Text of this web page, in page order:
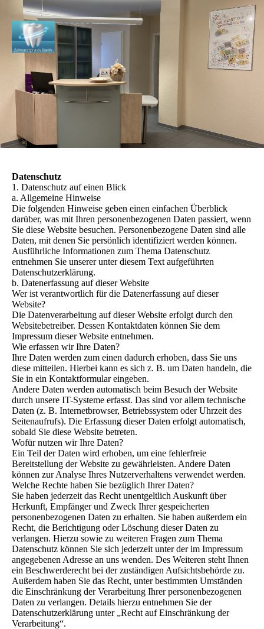
Datenschutz
1. Datenschutz auf einen Blick
a. Allgemeine Hinweise
Die folgenden Hinweise geben einen einfachen Überblick
darüber, was mit Ihren personenbezogenen Daten passiert, wenn
Sie diese Website besuchen. Personenbezogene Daten sind alle
Daten, mit denen Sie persönlich identifiziert werden können.
Ausführliche Informationen zum Thema Datenschutz
entnehmen Sie unserer unter diesem Text aufgeführten
Datenschutzerklärung.
b. Datenerfassung auf dieser Website
Wer ist verantwortlich für die Datenerfassung auf dieser
Website?
Die Datenverarbeitung auf dieser Website erfolgt durch den
Websitebetreiber. Dessen Kontaktdaten können Sie dem
Impressum dieser Website entnehmen.
Wie erfassen wir Ihre Daten?
Ihre Daten werden zum einen dadurch erhoben, dass Sie uns
diese mitteilen. Hierbei kann es sich z. B. um Daten handeln, die
Sie in ein Kontaktformular eingeben.
Andere Daten werden automatisch beim Besuch der Website
durch unsere IT-Systeme erfasst. Das sind vor allem technische
Daten (z. B. Internetbrowser, Betriebssystem oder Uhrzeit des
Seitenaufrufs). Die Erfassung dieser Daten erfolgt automatisch,
sobald Sie diese Website betreten.
Wofür nutzen wir Ihre Daten?
Ein Teil der Daten wird erhoben, um eine fehlerfreie
Bereitstellung der Website zu gewährleisten. Andere Daten
können zur Analyse Ihres Nutzerverhaltens verwendet werden.
Welche Rechte haben Sie bezüglich Ihrer Daten?
Sie haben jederzeit das Recht unentgeltlich Auskunft über
Herkunft, Empfänger und Zweck Ihrer gespeicherten
personenbezogenen Daten zu erhalten. Sie haben außerdem ein
Recht, die Berichtigung oder Löschung dieser Daten zu
verlangen. Hierzu sowie zu weiteren Fragen zum Thema
Datenschutz können Sie sich jederzeit unter der im Impressum
angegebenen Adresse an uns wenden. Des Weiteren steht Ihnen
ein Beschwerderecht bei der zuständigen Aufsichtsbehörde zu.
Außerdem haben Sie das Recht, unter bestimmten Umständen
die Einschränkung der Verarbeitung Ihrer personenbezogenen
Daten zu verlangen. Details hierzu entnehmen Sie der
Datenschutzerklärung unter „Recht auf Einschränkung der
Verarbeitung“.